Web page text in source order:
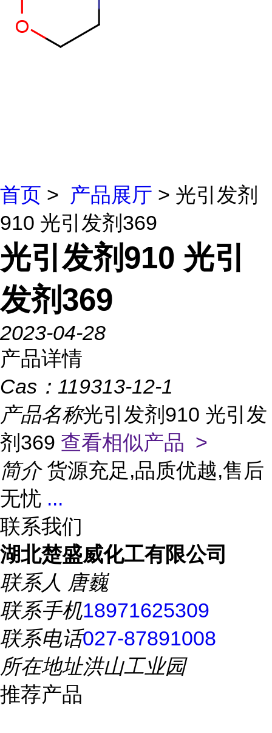
首页 > 产品展厅 > 光引发剂
910 光引发剂369
光引发剂910 光引
发剂369
2023-04-28
产品详情
Cas： 119313-12-1
产品名称光引发剂910 光引发
剂369 查看相似产品 >
简介 货源充足,品质优越,售后
无忧 ...
联系我们
湖北楚盛威化工有限公司
联系人 唐巍
联系手机18971625309
联系电话027-87891008
所在地址洪山工业园
推荐产品